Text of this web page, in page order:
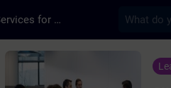
Training Services for Digital Industries
コース - SINAMICS